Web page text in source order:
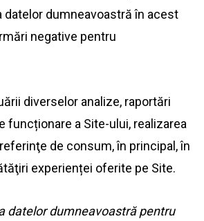
datelor dumneavoastră în acest
negative pentru
diverselor analize, raportări
funcționare a Site-ului, realizarea
de consum, în principal, în
experienței oferite pe Site.
datelor dumneavoastră pentru